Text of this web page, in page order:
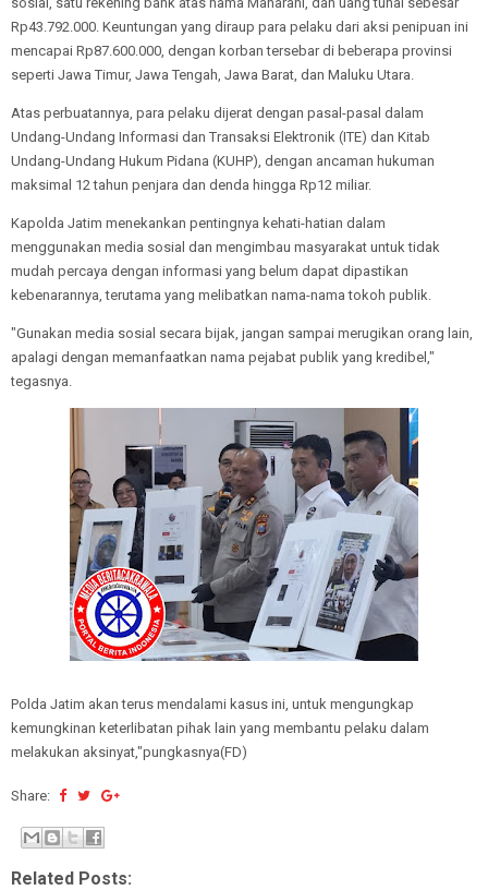
Rp43.792.000. Keuntungan yang diraup para pelaku dari aksi penipuan ini
mencapai Rp87.600.000, dengan korban tersebar di beberapa provinsi
seperti Jawa Timur, Jawa Tengah, Jawa Barat, dan Maluku Utara.
Atas perbuatannya, para pelaku dijerat dengan pasal-pasal dalam
Undang-Undang Informasi dan Transaksi Elektronik (ITE) dan Kitab
Undang-Undang Hukum Pidana (KUHP), dengan ancaman hukuman
maksimal 12 tahun penjara dan denda hingga Rp12 miliar.
Kapolda Jatim menekankan pentingnya kehati-hatian dalam
menggunakan media sosial dan mengimbau masyarakat untuk tidak
mudah percaya dengan informasi yang belum dapat dipastikan
kebenarannya, terutama yang melibatkan nama-nama tokoh publik.
"Gunakan media sosial secara bijak, jangan sampai merugikan orang lain,
apalagi dengan memanfaatkan nama pejabat publik yang kredibel,"
tegasnya.
Polda Jatim akan terus mendalami kasus ini, untuk mengungkap
kemungkinan keterlibatan pihak lain yang membantu pelaku dalam
melakukan aksinyat,"pungkasnya(FD)
Share:
Related Posts: